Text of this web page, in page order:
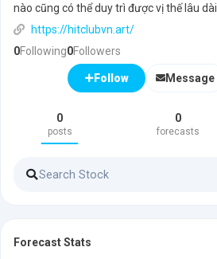
nào cũng có thể duy trì được vị thế lâu dài.
https://hitclubvn.art/
0Following0Followers
Follow Message
0
posts
0
forecasts
Forecast Stats